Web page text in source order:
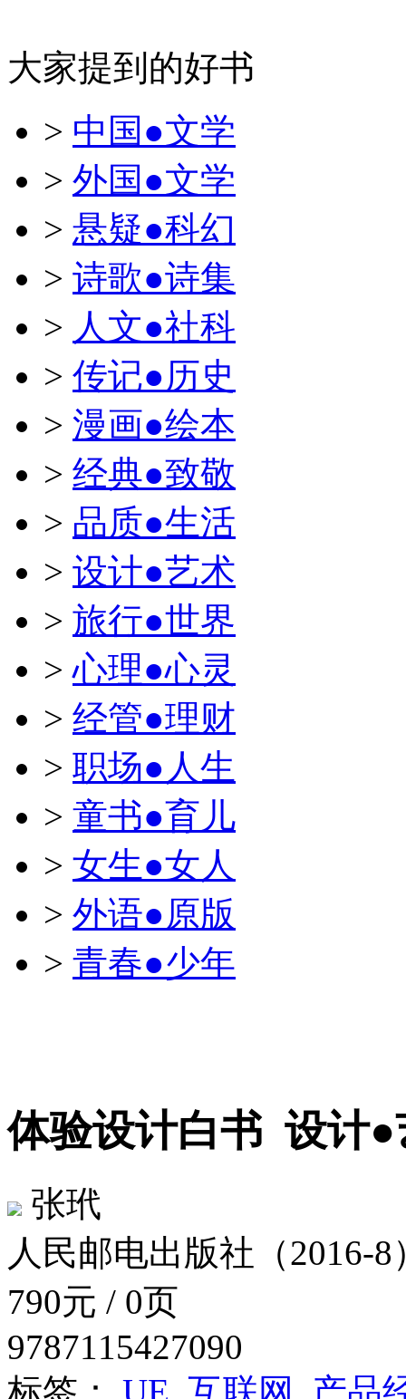
大家提到的好书
> 中国●文学
> 外国●文学
> 悬疑●科幻
> 诗歌●诗集
> 人文●社科
> 传记●历史
> 漫画●绘本
> 经典●致敬
> 品质●生活
> 设计●艺术
> 旅行●世界
>心理●心灵
> 经管●理财
> 职场●人生
> 童书●育儿
> 女生●女人
> 外语●原版
> 青春●少年
体验设计白书 设计●
张玳
人民邮电出版社（2016-8
790元 / 0页
9787115427090
标签： UE 互联网 产品